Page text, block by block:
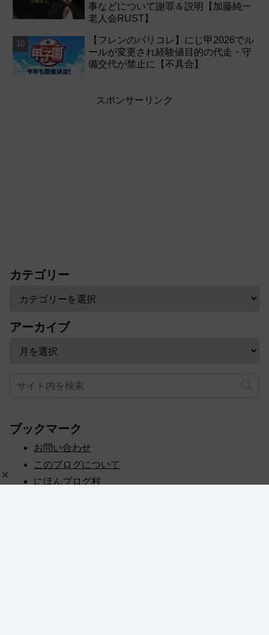
事などについて謝罪＆説明【加藤純一
老人会RUST】
【フレンのパリコレ】にじ甲2026でル
ールが変更され経験値目的の代走・守
備交代が禁止に【不具合】
スポンサーリンク
カテゴリー
アーカイブ
ブックマーク
お問い合わせ
このブログについて
にほんブログ村